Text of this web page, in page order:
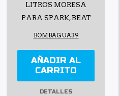
LITROS MORESA
PARA SPARK, BEAT
BOMBAGUA39
AÑADIR AL
CARRITO
DETALLES